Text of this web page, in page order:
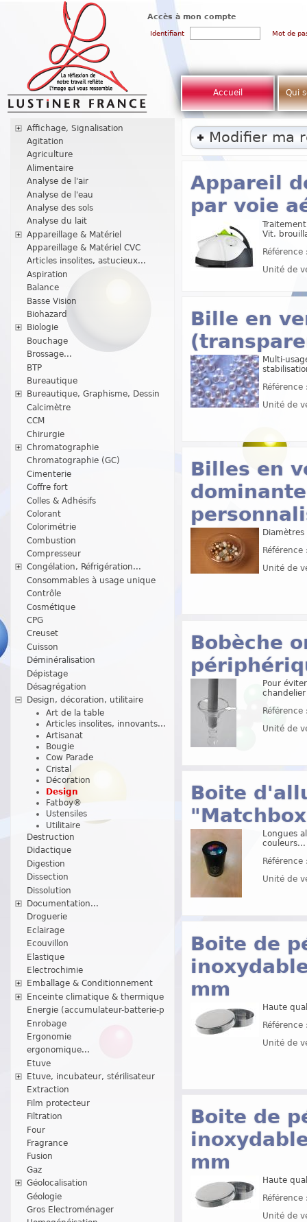
Accès à mon compte
Identifiant Mot de
Accueil Qui
Affichage, Signalisation
Agitation
Agriculture
Alimentaire
Analyse de l'air
Analyse de l'eau
Analyse des sols
Analyse du lait
Appareillage & Matériel
Appareillage & Matériel CVC
Articles insolites, astucieux...
Aspiration
Balance
Basse Vision
Biohazard
Biologie
Bouchage
Brossage...
BTP
Bureautique
Bureautique, Graphisme, Dessin
Calcimètre
CCM
Chirurgie
Chromatographie
Chromatographie (GC)
Cimenterie
Coffre fort
Colles & Adhésifs
Colorant
Colorimétrie
Combustion
Compresseur
Congélation, Réfrigération...
Consommables à usage unique
Contrôle
Cosmétique
CPG
Creuset
Cuisson
Déminéralisation
Dépistage
Désagrégation
Design, décoration, utilitaire
Art de la table
Articles insolites, innovants...
Artisanat
Bougie
Cow Parade
Cristal
Décoration
Design
Fatboy®
Ustensiles
Utilitaire
Destruction
Didactique
Digestion
Dissection
Dissolution
Documentation...
Droguerie
Eclairage
Ecouvillon
Elastique
Electrochimie
Emballage & Conditionnement
Enceinte climatique & thermique
Energie (accumulateur-batterie-p
Enrobage
Ergonomie
ergonomique...
Etuve
Etuve, incubateur, stérilisateur
Extraction
Film protecteur
Filtration
Four
Fragrance
Fusion
Gaz
Géolocalisation
Géologie
Gros Electroménager
Modifier ma
Appareil
par voie
Vit.
Unité de
Bille en
Multi-
Unité de
Billes en
Unité de
Bobèche
Pour
chandelier
Unité de
Boite
Longues
couleurs...
Unité de
Boite de
mm
Haute
Unité de
Boite de
mm
Haute
Unité de